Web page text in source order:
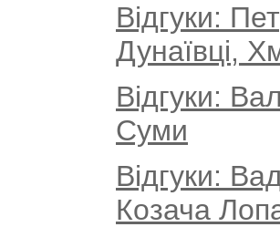
Відгуки:
Дунаївці,
Відгуки:
Суми
Відгуки:
Козача